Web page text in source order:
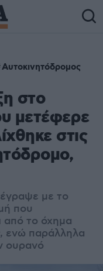
Αυτοκινητόδρομος
στο
μετέφερε
στις
με το
που
από το όχημα
ενώ παράλληλα
ουρανό